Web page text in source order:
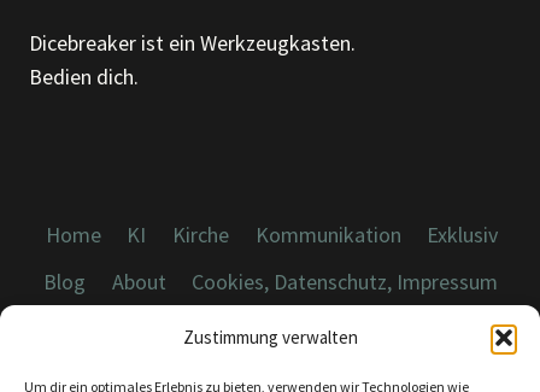
Zustimmung verwalten
Um dir ein optimales Erlebnis zu bieten, verwenden wir Technologien wie
Dicebreaker ist ein Werkzeugkasten.
Bedien dich.
Home KI Kirche Kommunikation
Exklusiv
Blog
About Cookies, Datenschutz, Impressum